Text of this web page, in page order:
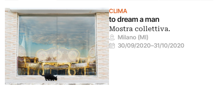
CLIMA
to dream a man
Mostra collettiva.
Milano (MI)
30/09/2020–31/10/2020